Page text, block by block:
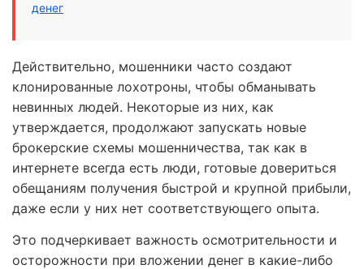
денег
Действительно, мошенники часто создают
клонированные лохотроны, чтобы обманывать
невинных людей. Некоторые из них, как
утверждается, продолжают запускать новые
брокерские схемы мошенничества, так как в
интернете всегда есть люди, готовые довериться
обещаниям получения быстрой и крупной прибыли,
даже если у них нет соответствующего опыта.
Это подчеркивает важность осмотрительности и
осторожности при вложении денег в какие-либо